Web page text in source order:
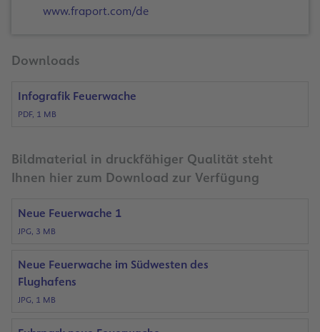
www.fraport.com/de
Downloads
Infografik Feuerwache
PDF, 1 MB
Bildmaterial in druckfähiger Qualität steht
Ihnen hier zum Download zur Verfügung
Neue Feuerwache 1
JPG, 3 MB
Neue Feuerwache im Südwesten des
Flughafens
JPG, 1 MB